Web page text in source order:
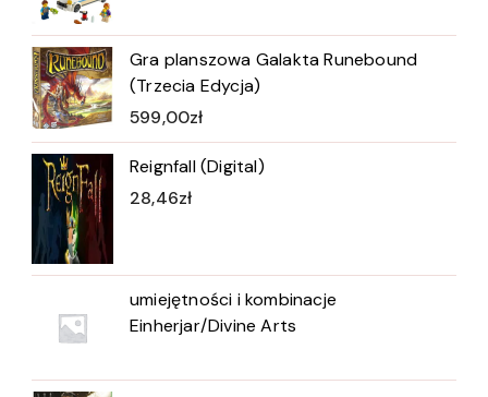
Gra planszowa Galakta Runebound
(Trzecia Edycja)
599,00zł
Reignfall (Digital)
28,46zł
umiejętności i kombinacje
Einherjar/Divine Arts